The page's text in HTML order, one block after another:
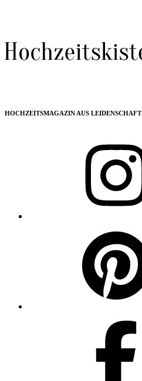
HOCHZEITSMAGAZIN AUS LEIDENSCHAFT